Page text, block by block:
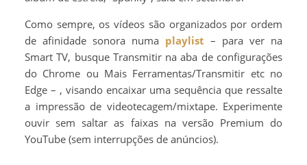
Como sempre, os vídeos são organizados por ordem
de afinidade sonora numa playlist – para ver na
Smart TV, busque Transmitir na aba de configurações
do Chrome ou Mais Ferramentas/Transmitir etc no
Edge – , visando encaixar uma sequência que ressalte
a impressão de videotecagem/mixtape. Experimente
ouvir sem saltar as faixas na versão Premium do
YouTube (sem interrupções de anúncios).